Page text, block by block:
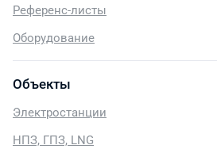
Референс-листы
Оборудование
Объекты
Электростанции
НПЗ, ГПЗ, LNG